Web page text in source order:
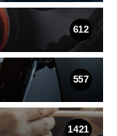
612
557
1421